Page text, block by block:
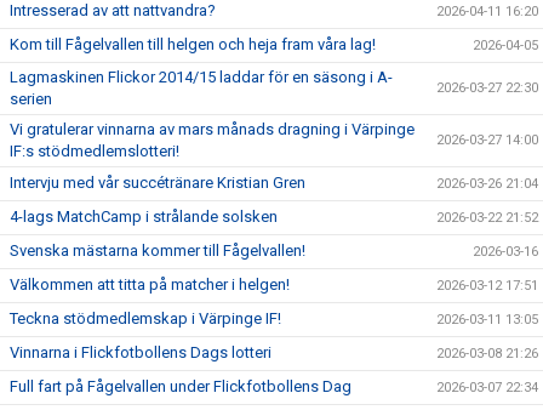
Intresserad av att nattvandra? 2026-04-11 16:20
Kom till Fågelvallen till helgen och heja fram våra lag! 2026-04-05
Lagmaskinen Flickor 2014/15 laddar för en säsong i A-
serien
2026-03-27 22:30
Vi gratulerar vinnarna av mars månads dragning i Värpinge
IF:s stödmedlemslotteri!
2026-03-27 14:00
Intervju med vår succétränare Kristian Gren 2026-03-26 21:04
4-lags MatchCamp i strålande solsken 2026-03-22 21:52
Svenska mästarna kommer till Fågelvallen! 2026-03-16
Välkommen att titta på matcher i helgen! 2026-03-12 17:51
Teckna stödmedlemskap i Värpinge IF! 2026-03-11 13:05
Vinnarna i Flickfotbollens Dags lotteri 2026-03-08 21:26
Full fart på Fågelvallen under Flickfotbollens Dag 2026-03-07 22:34